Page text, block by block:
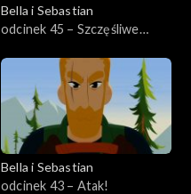
Bella i Sebastian
odcinek 45 – Szczęśliwe
Bella i Sebastian
odcinek 43 – Atak!